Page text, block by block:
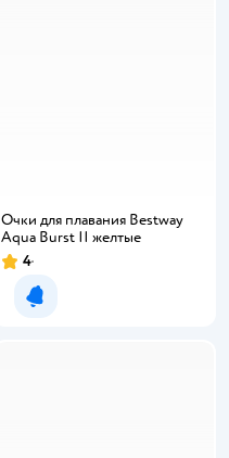
Очки для плавания Bestway
Aqua Burst II желтые
4
Уведомить о появлении